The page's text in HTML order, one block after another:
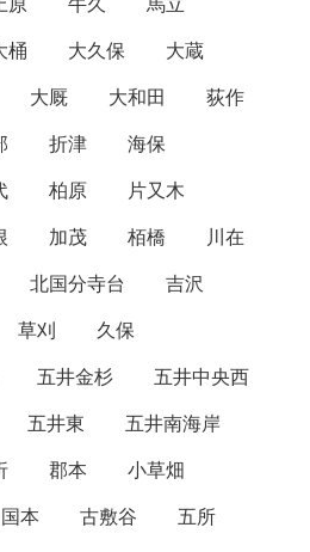
桶 大久保
大蔵
大厩 大和田
荻作
折津
海保
柏原
片又木
加茂 栢橋
川在
北国分寺台
吉沢
草刈
久保
五井金杉
五井中央西
五井東
五井南海岸
郡本
小草畑
国本 古敷谷
五所